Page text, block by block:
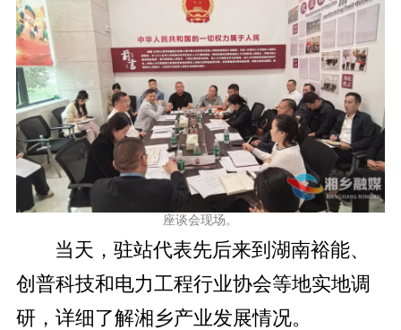
座谈会现场。
当天，驻站代表先后来到湖南裕能、
创普科技和电力工程行业协会等地实地调
研，详细了解湘乡产业发展情况。